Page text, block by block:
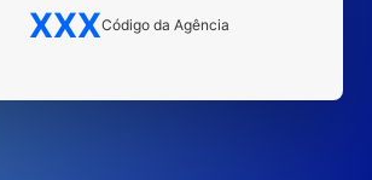
XXXCódigo da Agência